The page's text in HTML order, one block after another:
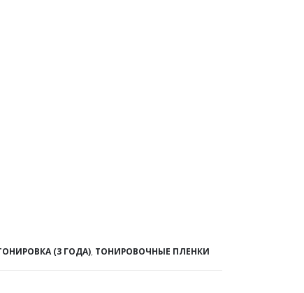
(3 ГОДА), ТОНИРОВОЧНЫЕ ПЛЕНКИ